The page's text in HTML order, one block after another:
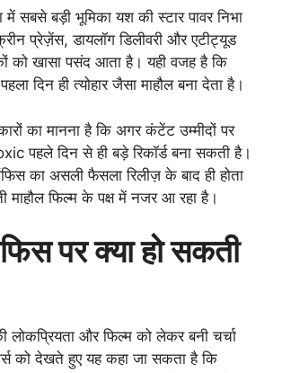
सबसे बड़ी भूमिका यश की स्टार पावर निभा
प्रेज़ेंस, डायलॉग डिलीवरी और एटीट्यूड
को खासा पसंद आता है। यही वजह है कि
दिन ही त्योहार जैसा माहौल बना देता है।
का मानना है कि अगर कंटेंट उम्मीदों पर
पहले दिन से ही बड़े रिकॉर्ड बना सकती है।
का असली फैसला रिलीज़ के बाद ही होता
फिल्म के पक्ष में नजर आ रहा है।
पर क्या हो सकती
लोकप्रियता और फिल्म को लेकर बनी चर्चा
को देखते हुए यह कहा जा सकता है कि